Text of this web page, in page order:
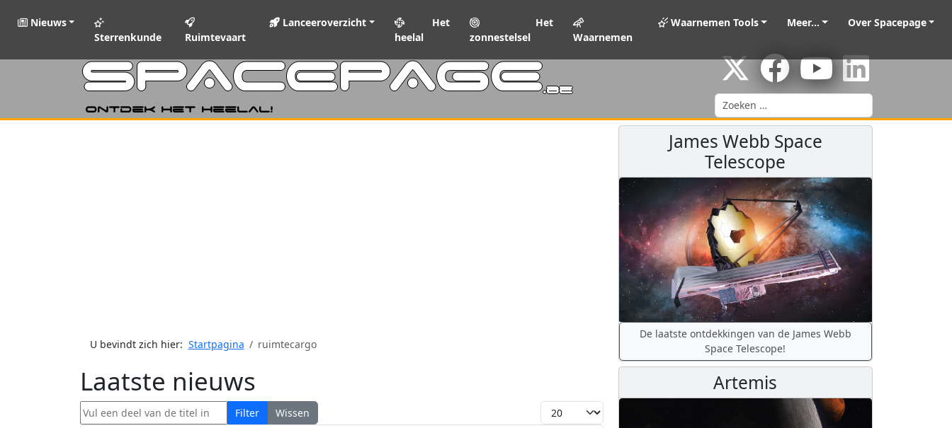
Nieuws
Sterrenkunde
Ruimtevaart
Lanceeroverzicht
Het
heelal
Het
zonnestelsel
Waarnemen
Waarnemen Tools Meer... Over Spacepage
SPACEPAGE.be
Ontdek het heelal!
Zoeken
U bevindt zich hier: Startpagina ruimtecargo
Laatste nieuws
Vul een deel van de titel in Filter Wissen Toon #
James Webb Space
Telescope
De laatste ontdekkingen van de James Webb
Space Telescope!
Artemis